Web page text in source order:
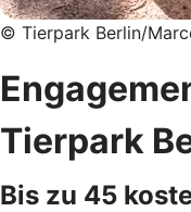
© Tierpark Berlin/
Tierpark
Bis zu 45